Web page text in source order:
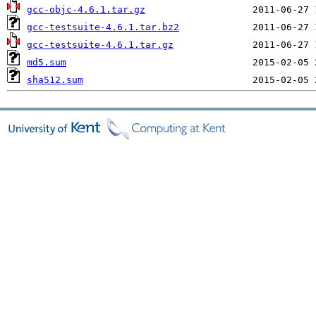
gcc-objc-4.6.1.tar.gz
gcc-testsuite-4.6.1.tar.bz2
gcc-testsuite-4.6.1.tar.gz
md5.sum
sha512.sum